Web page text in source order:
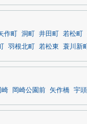
作町 洞町 井田町 若松町
羽根北町 若松東 蓑川新町
崎 岡崎公園前 矢作橋 宇頭